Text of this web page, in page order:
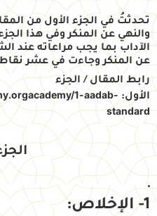
تحدثتُ في الجزء الأول من
والنهي عن المنكر وفي هذا الجزء
الآداب بما يجب مراعاته عند
عن المنكر وجاءت في عشر
رابط المقال / الجزء
الأول:1-aadab-
standard
الجزء
1- الإخلاص: